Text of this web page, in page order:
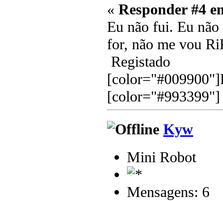
« Responder #4
Eu não fui. Eu
for, não me vou
Registado
[color="#993399"]
Kyw
Mini Robot
Mensagens: 6